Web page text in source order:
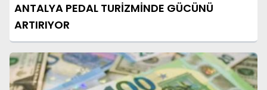
ANTALYA PEDAL TURİZMİNDE GÜCÜNÜ
ARTIRIYOR